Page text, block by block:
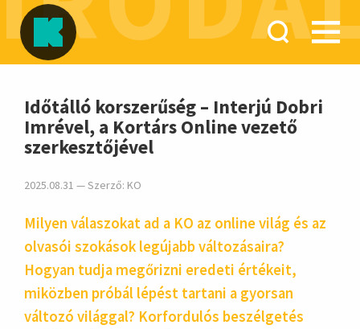
hirdetés
Időtálló korszerűség – Interjú Dobri
Imrével, a Kortárs Online vezető
szerkesztőjével
2025.08.31 — Szerző: KO
Milyen válaszokat ad a KO az online világ és az
olvasói szokások legújabb változásaira?
Hogyan tudja megőrizni eredeti értékeit,
miközben próbál lépést tartani a gyorsan
változó világgal? Korfordulós beszélgetés